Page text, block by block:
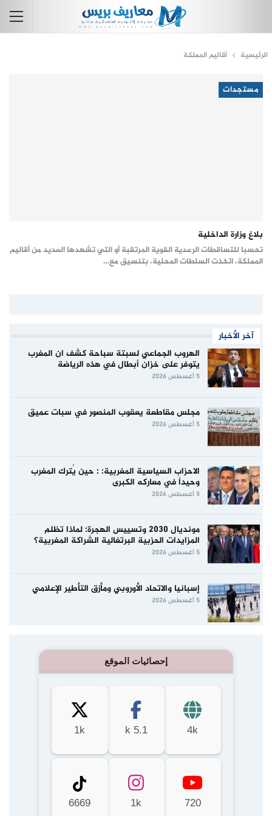
الرئيسية أقاليم المملكة
مستجدات
بلاغ وزارة الداخلية
تحسبا للتساقطات الرعدية القوية المرتقبة أو التي تشهدها العديد من أقاليم
المملكة، اتخذت السلطات المحلية، بتنسيق مع…
آخر الأخبار
الهروب الجماعي لسبتة سباحة كشف ان المغرب
يتوفر على خزان أبطال في هذه الرياضة
5 أغسطس 2026
مجلس مقاطعة يعقوب المنصور في سبات عميق
5 أغسطس 2026
الاحزاب السياسية المغربية: : حين يُترك المغرب
وحيداً في معاركه الكبرى
5 أغسطس 2026
مونديال 2030 وتسييس الهجرة: لماذا تظلم
المزايدات الحزبية البرتغالية الشراكة المغربية؟
5 أغسطس 2026
إسبانيا والاتحاد الأوروبي ومأزق التأطير الإعلامي
5 أغسطس 2026
إحصائيات الموقع
4k
5.1 k
1k
720
1k
6669